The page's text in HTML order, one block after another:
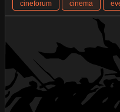
cineforum cinema